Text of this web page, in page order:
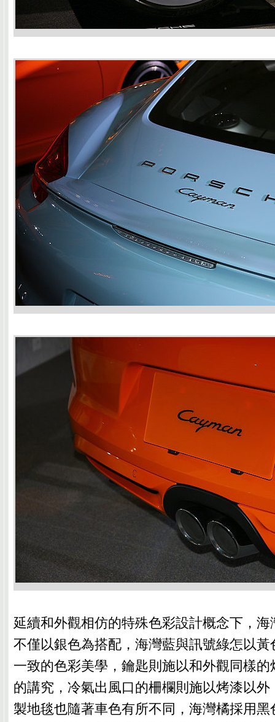
延續和外觀相仿的特殊色彩設計概念下，
不僅以銀色為搭配，海灣藍與訊號綠怎以
一致的色彩美學，鑰匙則施以和外觀同樣
的講究，冷氣出風口的柵欄則施以烤漆以
製地毯也隨著車色有所不同，海灣橘採用